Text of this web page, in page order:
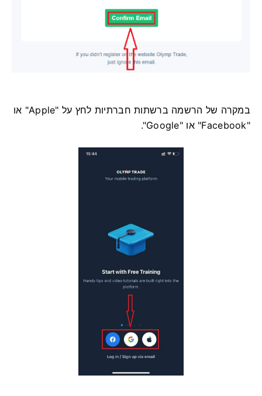
במקרה של הרשמה ברשתות חברתיות לחץ על "Apple" או
"Facebook" או "Google".